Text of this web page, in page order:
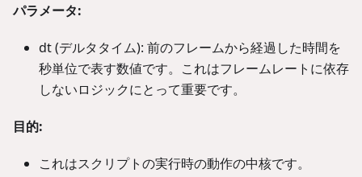
パラメータ:
dt (デルタタイム): 前のフレームから経過した時間を
秒単位で表す数値です。これはフレームレートに依存
しないロジックにとって重要です。
目的:
これはスクリプトの実行時の動作の中核です。